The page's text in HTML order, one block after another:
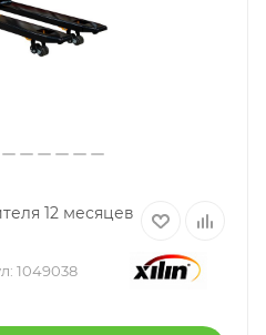
12 месяцев
1049038